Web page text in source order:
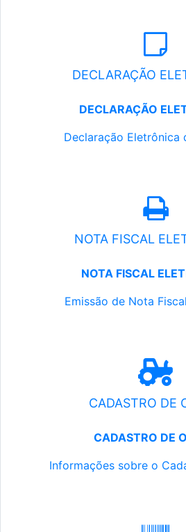
DECLARAÇÃO
DECLARAÇÃO
Declaração Eletrônica
NOTA FISCAL
NOTA FISCAL
Emissão de Nota
CADASTRO DE
CADASTRO DE
Informações sobre o